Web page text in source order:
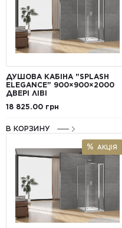
ДУШОВА КАБІНА "SPLASH
ELEGANCE" 900×900×2000
ДВЕРІ ЛІВІ
18 825.00 грн
В КОРЗИНУ
АКЦІЯ